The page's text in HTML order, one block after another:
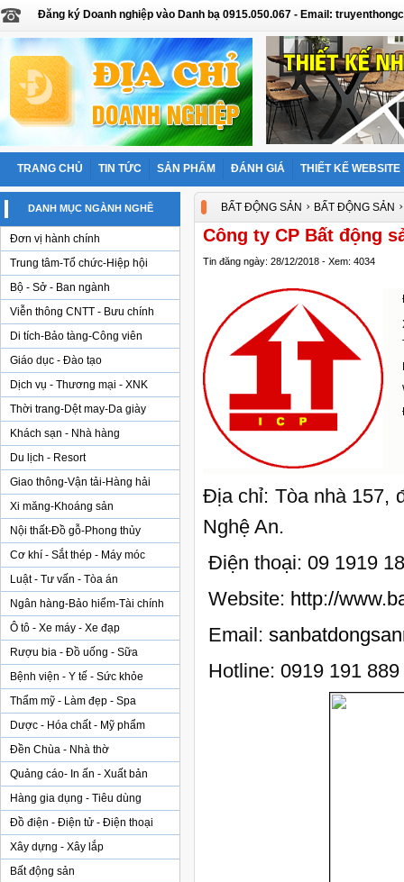
Đăng ký Doanh nghiệp vào Danh bạ 0915.050.067 - Email:
TRANG CHỦ TIN TỨC SẢN PHẨM ĐÁNH GIÁ THIẾT KẾ WEBSITE
DANH MỤC NGÀNH NGHỀ
Đơn vị hành chính
Trung tâm-Tổ chức-Hiệp hội
Bộ - Sở - Ban ngành
Viễn thông CNTT - Bưu chính
Di tích-Bảo tàng-Công viên
Giáo dục - Đào tạo
Dịch vụ - Thương mại - XNK
Thời trang-Dệt may-Da giày
Khách sạn - Nhà hàng
Du lịch - Resort
Giao thông-Vận tải-Hàng hải
Xi măng-Khoáng sản
Nội thất-Đồ gỗ-Phong thủy
Cơ khí - Sắt thép - Máy móc
Luật - Tư vấn - Tòa án
Ngân hàng-Bảo hiểm-Tài chính
Ô tô - Xe máy - Xe đạp
Rượu bia - Đồ uống - Sữa
Bệnh viện - Y tế - Sức khỏe
Thẩm mỹ - Làm đẹp - Spa
Dược - Hóa chất - Mỹ phẩm
Đền Chùa - Nhà thờ
Quảng cáo- In ấn - Xuất bản
Hàng gia dụng - Tiêu dùng
Đồ điện - Điện tử - Điện thoại
Xây dựng - Xây lắp
Bất động sản
BẤT ĐỘNG SẢN › BẤT ĐỘNG SẢN
Công ty CP Bất động
Tin đăng ngày: 28/12/2018 - Xem: 4034
Địa chỉ: Tòa nhà 157,
Nghệ An.
Điện thoại: 09 1919
Website: http://
Email:
Hotline: 0919 191 889